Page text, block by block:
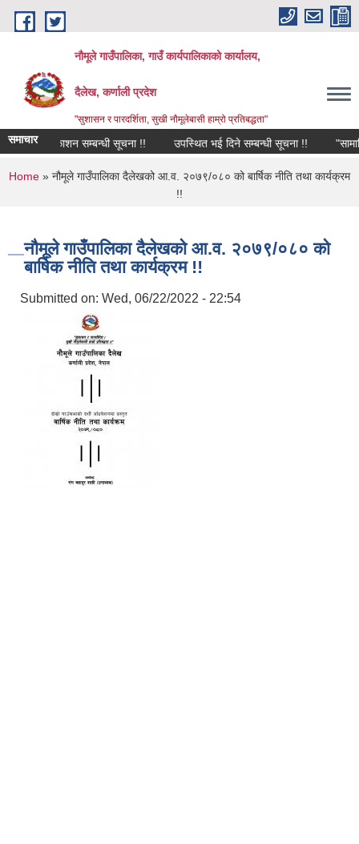
Skip to main content
नौमूले गाउँपालिका, गाउँ कार्यपालिकाको कार्यालय,
दैलेख, कर्णाली प्रदेश
"सुशासन र पारदर्शिता, सुखी नौमूलेबासी हाम्रो प्रतिबद्धता"
समाचारप्रकाशन सम्बन्धी सूचना !! उपस्थित भई दिने सम्बन्धी सूचना !! "सामाजिक
You are here
Home » नौमूले गाउँपालिका दैलेखको आ.व. २०७९/०८० को बार्षिक नीति तथा कार्यक्रम
!!
नौमूले गाउँपालिका दैलेखको आ.व. २०७९/०८० को
बार्षिक नीति तथा कार्यक्रम !!
Submitted on: Wed, 06/22/2022 - 22:54